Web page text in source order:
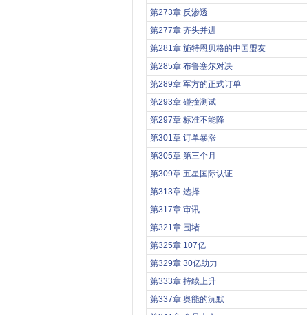
第273章 反渗透
第277章 齐头并进
第281章 施特恩贝格的中国盟友
第285章 布鲁塞尔对决
第289章 军方的正式订单
第293章 碰撞测试
第297章 标准不能降
第301章 订单暴涨
第305章 第三个月
第309章 五星国际认证
第313章 选择
第317章 审讯
第321章 围堵
第325章 107亿
第329章 30亿助力
第333章 持续上升
第337章 奥能的沉默